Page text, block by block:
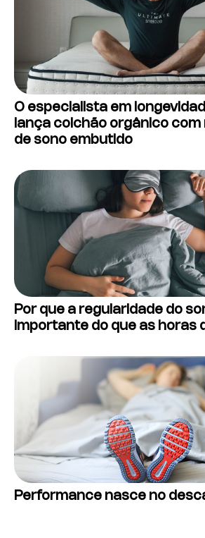
O especialista em
lança colchão orgânico
de sono embutido
Por que a regularidade do
importante do que as horas
Performance nasce no